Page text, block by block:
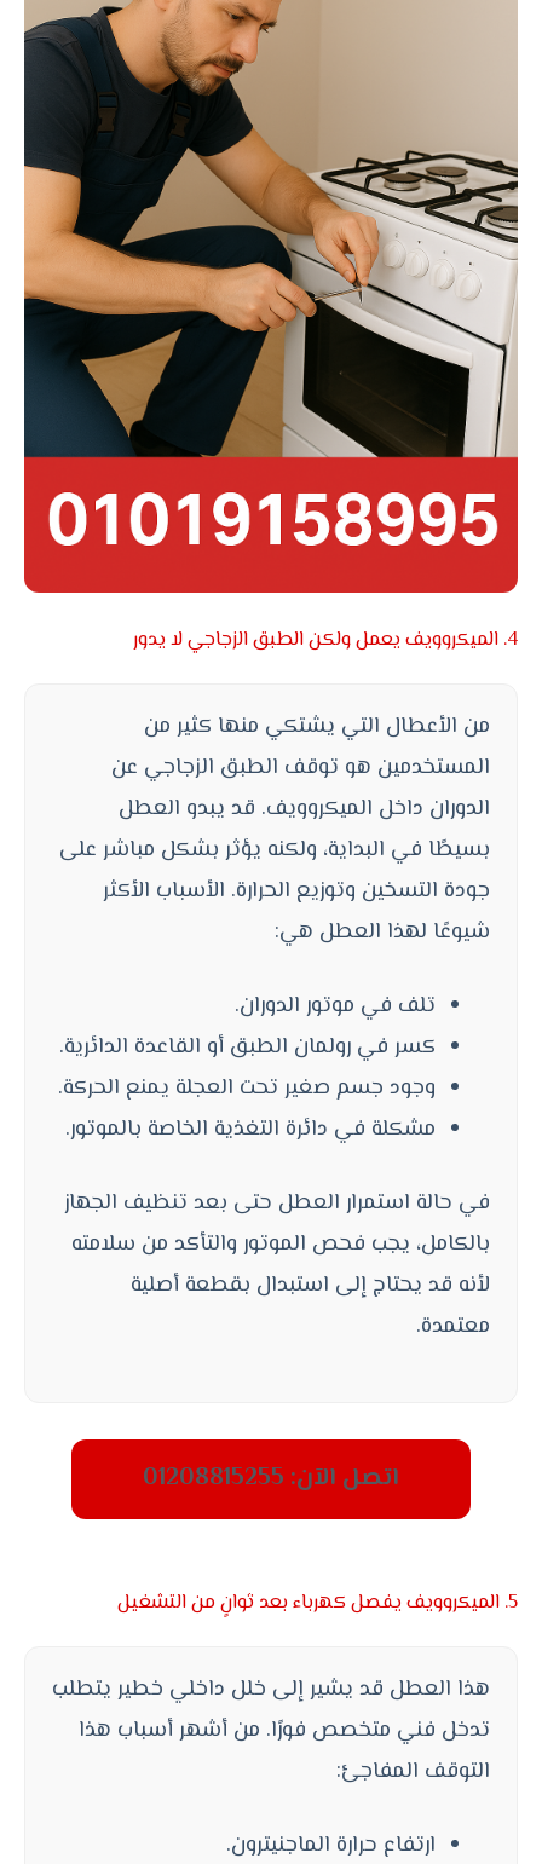
4. الميكروويف يعمل ولكن الطبق الزجاجي لا يدور
من الأعطال التي يشتكي منها كثير من
المستخدمين هو توقف الطبق الزجاجي عن
الدوران داخل الميكروويف. قد يبدو العطل
بسيطًا في البداية، ولكنه يؤثر بشكل مباشر على
جودة التسخين وتوزيع الحرارة. الأسباب الأكثر
شيوعًا لهذا العطل هي:
تلف في موتور الدوران.
كسر في رولمان الطبق أو القاعدة الدائرية.
وجود جسم صغير تحت العجلة يمنع الحركة.
مشكلة في دائرة التغذية الخاصة بالموتور.
في حالة استمرار العطل حتى بعد تنظيف الجهاز
بالكامل، يجب فحص الموتور والتأكد من سلامته
لأنه قد يحتاج إلى استبدال بقطعة أصلية
معتمدة.
اتصل الآن: 01208815255
5. الميكروويف يفصل كهرباء بعد ثوانٍ من التشغيل
هذا العطل قد يشير إلى خلل داخلي خطير يتطلب
تدخل فني متخصص فورًا. من أشهر أسباب هذا
التوقف المفاجئ:
ارتفاع حرارة الماجنيترون.